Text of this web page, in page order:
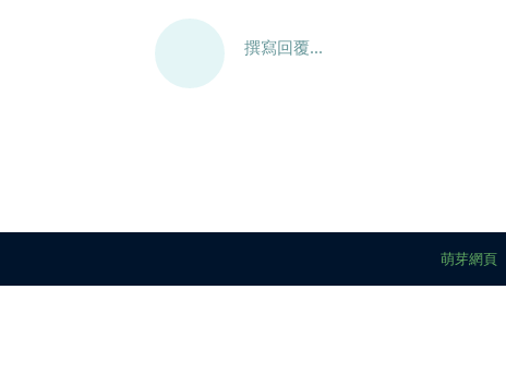
撰寫回覆...
萌芽網頁